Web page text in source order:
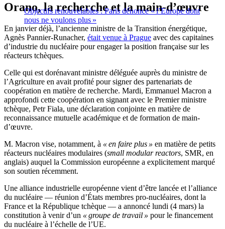
Objectifs renouvelables : Paris dénonce « l’Europe dont
nous ne voulons plus »
Orano, la recherche et la main-d’œuvre
En janvier déjà, l’ancienne ministre de la Transition énergétique,
Agnès Pannier-Runacher, était venue à Prague avec des capitaines
d’industrie du nucléaire pour engager la position française sur les
réacteurs tchèques.
Celle qui est dorénavant ministre déléguée auprès du ministre de
l’Agriculture en avait profité pour signer des partenariats de
coopération en matière de recherche. Mardi, Emmanuel Macron a
approfondi cette coopération en signant avec le Premier ministre
tchèque, Petr Fiala, une déclaration conjointe en matière de
reconnaissance mutuelle académique et de formation de main-
d’œuvre.
M. Macron vise, notamment, à « en faire plus » en matière de petits
réacteurs nucléaires modulaires (small modular reactors, SMR, en
anglais) auquel la Commission européenne a explicitement marqué
son soutien récemment.
Une alliance industrielle européenne vient d’être lancée et l’alliance
du nucléaire — réunion d’États membres pro-nucléaires, dont la
France et la République tchèque — a annoncé lundi (4 mars) la
constitution à venir d’un « groupe de travail » pour le financement
du nucléaire à l’échelle de l’UE.